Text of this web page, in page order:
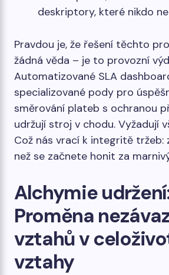
deskriptory, které nikdo
Pravdou je, že řešení těchto
žádná věda – je to provozní
Automatizované SLA
specializované pody pro
směrování plateb s ochranou
udržují stroj v chodu. Vyžadují
Což nás vrací k integritě tržeb:
než se začnete honit za
Alchymie
Proměna
vztahů v
vztahy